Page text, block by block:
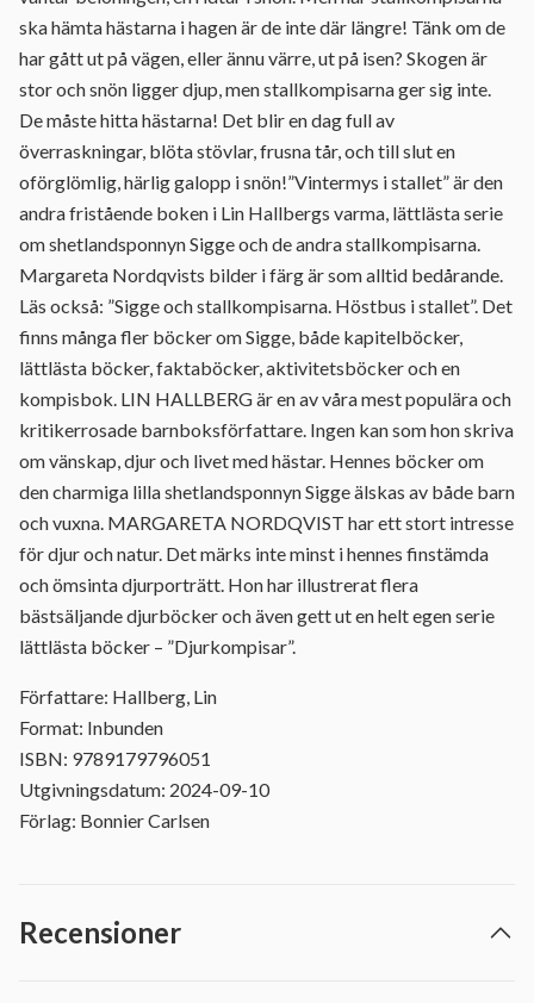
ska hämta hästarna i hagen är de inte där längre! Tänk om de
har gått ut på vägen, eller ännu värre, ut på isen? Skogen är
stor och snön ligger djup, men stallkompisarna ger sig inte.
De måste hitta hästarna! Det blir en dag full av
överraskningar, blöta stövlar, frusna tår, och till slut en
oförglömlig, härlig galopp i snön!”Vintermys i stallet” är den
andra fristående boken i Lin Hallbergs varma, lättlästa serie
om shetlandsponnyn Sigge och de andra stallkompisarna.
Margareta Nordqvists bilder i färg är som alltid bedårande.
Läs också: ”Sigge och stallkompisarna. Höstbus i stallet”. Det
finns många fler böcker om Sigge, både kapitelböcker,
lättlästa böcker, faktaböcker, aktivitetsböcker och en
kompisbok. LIN HALLBERG är en av våra mest populära och
kritikerrosade barnboksförfattare. Ingen kan som hon skriva
om vänskap, djur och livet med hästar. Hennes böcker om
den charmiga lilla shetlandsponnyn Sigge älskas av både barn
och vuxna. MARGARETA NORDQVIST har ett stort intresse
för djur och natur. Det märks inte minst i hennes finstämda
och ömsinta djurporträtt. Hon har illustrerat flera
bästsäljande djurböcker och även gett ut en helt egen serie
lättlästa böcker – ”Djurkompisar”.
Författare: Hallberg, Lin
Format: Inbunden
ISBN: 9789179796051
Utgivningsdatum: 2024-09-10
Förlag: Bonnier Carlsen
Recensioner